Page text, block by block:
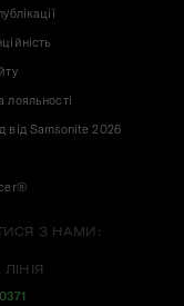
лояльності
від Samsonite 2026
З НАМИ: